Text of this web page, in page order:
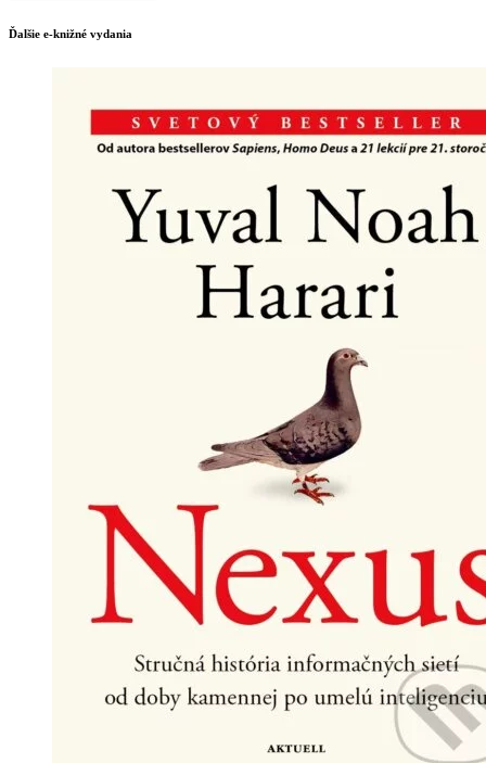
Ďalšie e-knižné vydania